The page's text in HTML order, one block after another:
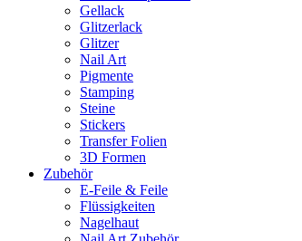
Gellack
Glitzerlack
Glitzer
Nail Art
Pigmente
Stamping
Steine
Stickers
Transfer Folien
3D Formen
Zubehör
E-Feile & Feile
Flüssigkeiten
Nagelhaut